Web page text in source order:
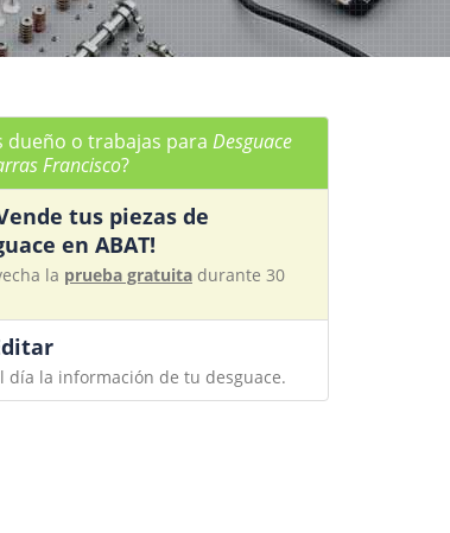
dueño o trabajas para Desguace
Francisco?
tus piezas de
en ABAT!
la prueba gratuita durante 30
día la información de tu desguace.